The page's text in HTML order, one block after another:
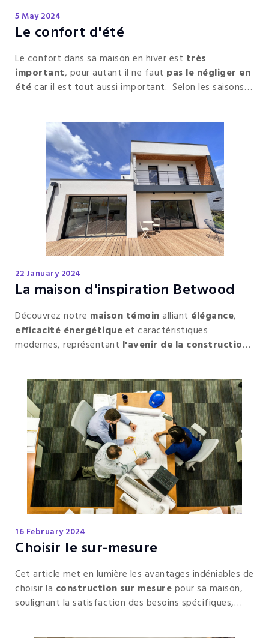
5 May 2024
Le confort d'été
Le confort dans sa maison en hiver est très
important, pour autant il ne faut pas le négliger en
étécar il est tout aussi important. Selon les saisons
22 January 2024
La maison d'inspiration Betwood
Découvrez notre maison témoinalliant élégance,
efficacité énergétiqueet caractéristiques
modernes, représentant l'avenir de la construction
16 February 2024
Choisir le sur-mesure
Cet article met en lumière les avantages indéniables de
choisir la construction sur mesurepour sa maison,
soulignant la satisfaction des besoins spécifiques,